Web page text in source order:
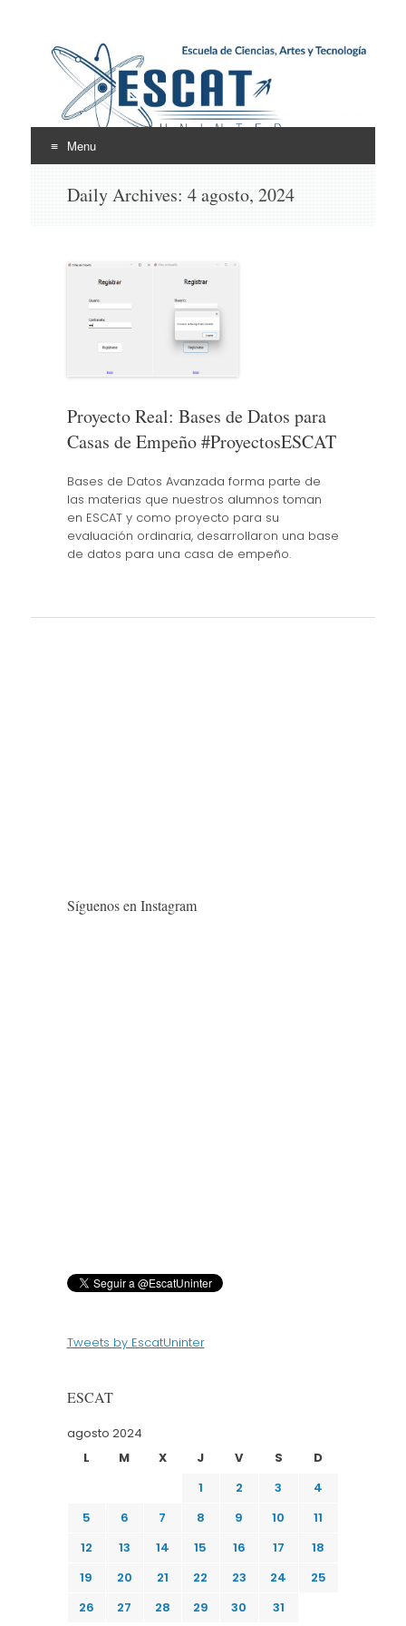
Escuela de Ciencias,
Artes y Tecnología
ESCAT
Menu
Daily Archives: 4 agosto, 2024
Proyecto Real: Bases de Datos para
Casas de Empeño #ProyectosESCAT
Bases de Datos Avanzada forma parte de
las materias que nuestros alumnos toman
en ESCAT y como proyecto para su
evaluación ordinaria, desarrollaron una base
de datos para una casa de empeño.
Síguenos en Instagram
Tweets by EscatUninter
ESCAT
agosto 2024
L
M X J V S
D
1
2 3
4
5
6 7 8 9 10
11
12
13 14 15 16 17
18
19
20 21 22 23 24
25
26
27 28 29 30 31